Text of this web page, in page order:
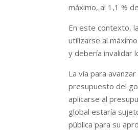
máximo, al 1,1 %
En este contexto,
utilizarse al
y debería invalidar
La vía para
presupuesto del
aplicarse al
global estaría
pública para su